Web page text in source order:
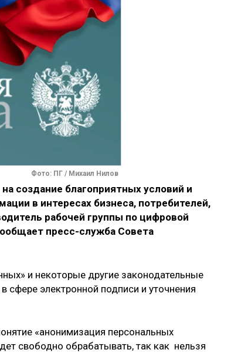
Фото: ПГ / Михаил Нилов
на создание благоприятных условий и
в интересах бизнеса, потребителей,
рабочей группы по цифровой
пресс-служба Совета
и некоторые другие законодательные
сфере электронной подписи и уточнения
«анонимизация персональных
свободно обрабатывать, так как нельзя